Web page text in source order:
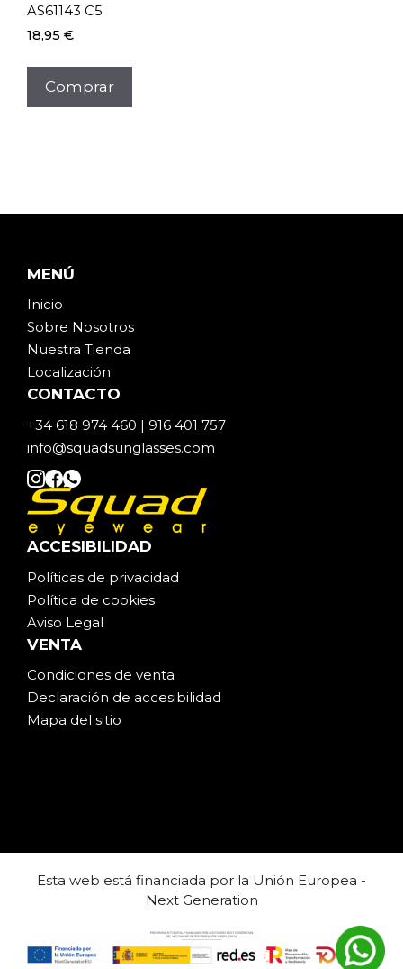
AS61143 C5
18,95 €
Comprar
MENÚ
Inicio
Sobre Nosotros
Nuestra Tienda
Localización
CONTACTO
+34 618 974 460 | 916 401 757
info@squadsunglasses.com
ACCESIBILIDAD
Políticas de privacidad
Política de cookies
Aviso Legal
VENTA
Condiciones de venta
Declaración de accesibilidad
Mapa del sitio
Esta web está financiada por la Unión Europea -
Next Generation